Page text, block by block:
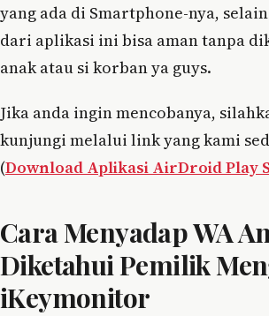
yang ada di Smartphone-nya,
dari aplikasi ini bisa aman tanpa
anak atau si korban ya guys.
Jika anda ingin mencobanya,
kunjungi melalui link yang kami
(Download Aplikasi AirDroid Play
Cara Menyadap WA
Diketahui Pemilik
iKeymonitor